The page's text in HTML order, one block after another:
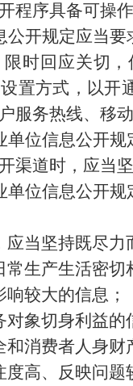
程序具备可操
公开规定应当
时回应关切
置方式，以开
服务热线、移
位信息公开规
渠道时，应当
位信息公开规
应当坚持既尽
常生产生活密
响较大的信息；
对象切身利益的
和消费者人身
度高、反映问